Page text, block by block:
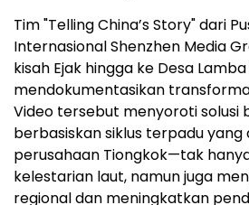
Tim "Telling China’s Story" dari
Internasional Shenzhen Media
kisah Ejak hingga ke Desa
mendokumentasikan
Video tersebut menyoroti solusi
berbasiskan siklus terpadu yang
perusahaan Tiongkok—tak
kelestarian laut, namun juga
regional dan meningkatkan